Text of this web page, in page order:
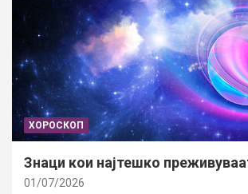
ХОРОСКОП
Знаци кои најтешко
01/07/2026